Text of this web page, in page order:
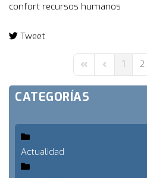
confort recursos humanos
Tweet
First PagePrevious
1 2
CATEGORÍAS
Actualidad